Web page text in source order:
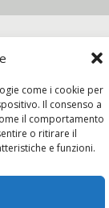
come i cookie per
Il consenso a
il comportamento
o ritirare il
e funzioni.